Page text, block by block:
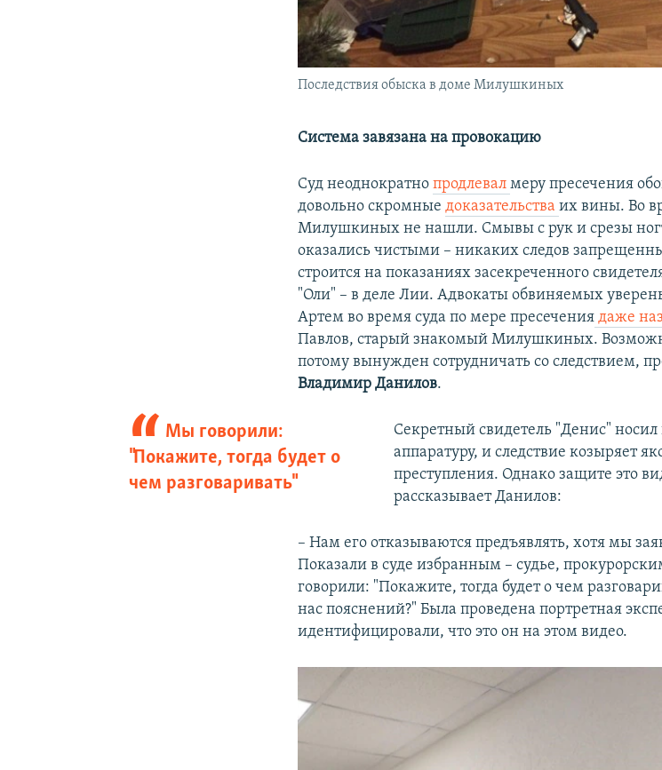
Последствия обыска в доме Милушкиных
Система завязана на провокацию
Суд неоднократнопродлевалмеру пресечения
довольно скромныедоказательстваих вины. Во
Милушкиных не нашли. Смывы с рук и срезы
оказались чистыми – никаких следов
строится на показаниях засекреченного
"Оли" – в деле Лии. Адвокаты обвиняемых
Артем во время суда по мере пресечения даже
Павлов, старый знакомый Милушкиных.
потому вынужден сотрудничать со следствием,
Владимир Данилов.
Мы говорили:
"Покажите, тогда будет о
чем разговаривать"
Секретный свидетель "Денис"
аппаратуру, и следствие козыряет
преступления. Однако защите это
рассказывает Данилов:
– Нам его отказываются предъявлять, хотя мы
Показали в суде избранным – судье,
говорили: "Покажите, тогда будет о чем
нас пояснений?" Была проведена портретная
идентифицировали, что это он на этом видео.